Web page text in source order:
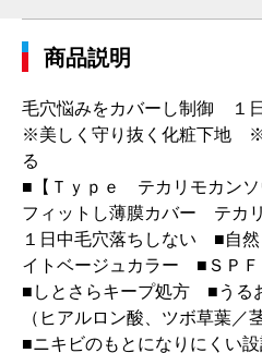
商品説明
毛穴悩みをカバーし制御 １
※美しく守り抜く化粧下地 ※
る
■【Ｔｙｐｅ テカリモカン
フィットし薄膜カバー テカ
１日中毛穴落ちしない ■自
イトベージュカラー ■ＳＰ
■しとさらキープ処方 ■うる
（ヒアルロン酸、ツボ草葉／
■ニキビのもとになりにくい